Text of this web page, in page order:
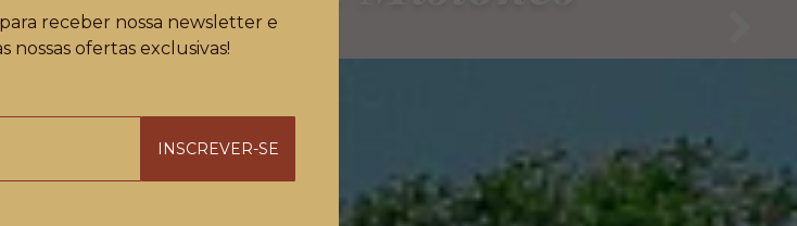
natureza em Puerto Iguazú
receber nossa newsletter e
nossas ofertas exclusivas!
INSCREVER-SE